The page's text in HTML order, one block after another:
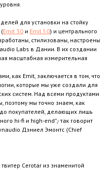
для установки на стойку
Emit 30 и Emit 50) и центрального
стилизованы, настроены
Labs в Дании. В их создании
масштабная измерительная
как Emit, заключается в том, что
которые мы уже создали для
систем. Над всеми продуктами
поэтому мы точно знаем, как
покупателей, делающих лишь
hi-fi и high-end”,- так говорит
Дэниел Эмонтс (Chief
Cerotar из знаменитой